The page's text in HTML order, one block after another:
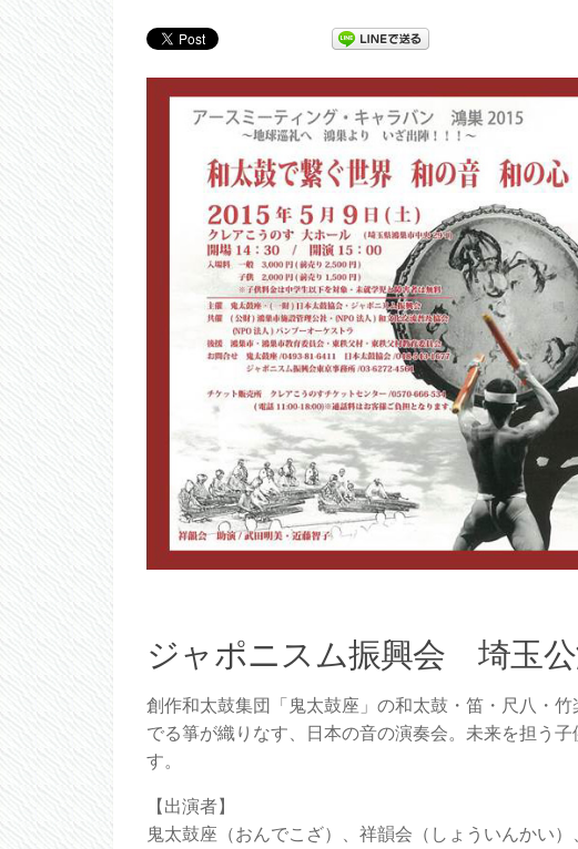
ジャポニスム振興会 埼玉
創作和太鼓集団「鬼太鼓座」の和太鼓・笛・尺八・
でる箏が織りなす、日本の音の演奏会。未来を担う
す。
【出演者】
鬼太鼓座（おんでこざ）、祥韻会（しょういんかい